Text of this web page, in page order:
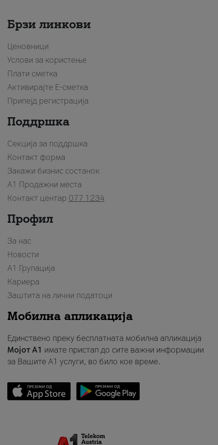
Брзи линкови
Ценовници
Услови за користење
Плати сметка
Активирајте Е-сметка
Припејд регистрација
Поддршка
Секција за поддршка
Контакт форма
Закажи бизнис состанок
A1 Продажни места
Контакт центар 077 1234
Профил
За нас
Новости
А1 Групација
Кариера
Заштита на лични податоци
Мобилна апликација
Единствено преку бесплатната мобилна апликација
Мојот A1 имате пристап до сите важни информации
за Вашите A1 услуги, во било кое време.